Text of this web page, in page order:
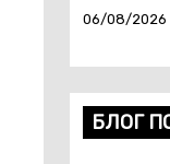
06/08/2026
БЛОГ